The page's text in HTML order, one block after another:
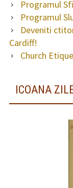
Programul
Programul
Deveniti
Cardiff!
Church
ICOANA